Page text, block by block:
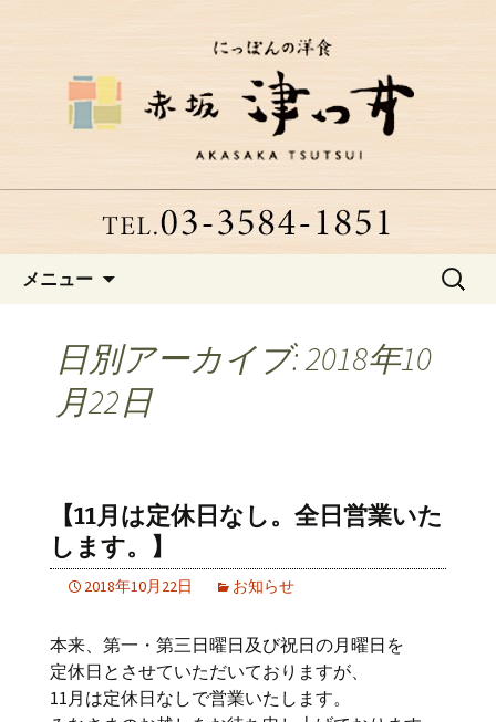
赤坂にある老舗洋食店「津つ
井」からのお知らせ
メニュー
検
日別アーカイブ: 2018年10
月22日
【11月は定休日なし。全日営業いた
します。】
2018年10月22日 お知らせ
本来、第一・第三日曜日及び祝日の月曜日を
定休日とさせていただいておりますが、
11月は定休日なしで営業いたします。